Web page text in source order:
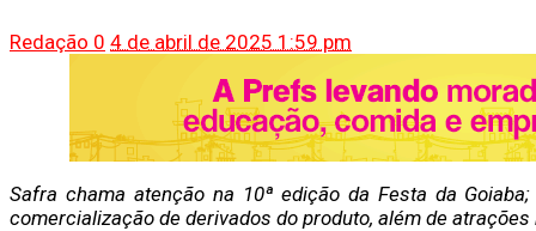
Redação 0 4 de abril de 2025 1:59 pm
Safra chama atenção na 10ª edição da Festa da
comercialização de derivados do produto, além de